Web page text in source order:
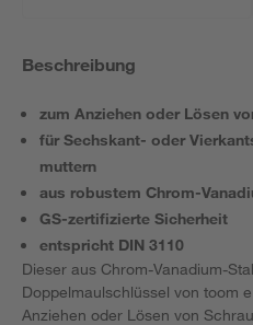
Beschreibung
zum Anziehen oder Lösen
für Sechskant- oder
muttern
aus robustem Chrom-
GS-zertifizierte Sicherheit
entspricht DIN 3110
Dieser aus Chrom-Vanadium-
Doppelmaulschlüssel von toom
Anziehen oder Lösen von